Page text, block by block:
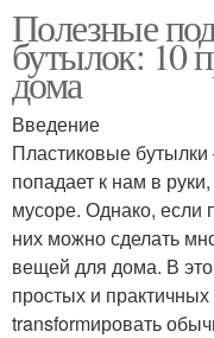
Полезные
бутылок: 10
дома
Введение
Пластиковые бутылки
попадает к нам в
мусоре. Однако, если
них можно сделать
вещей для дома. В
простых и
transformировать